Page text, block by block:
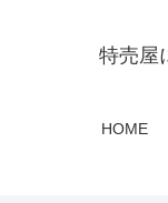
特売屋
HOME